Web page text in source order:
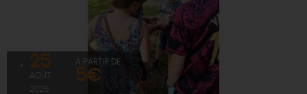
25
AOÛT
2026
À PARTIR DE
5€